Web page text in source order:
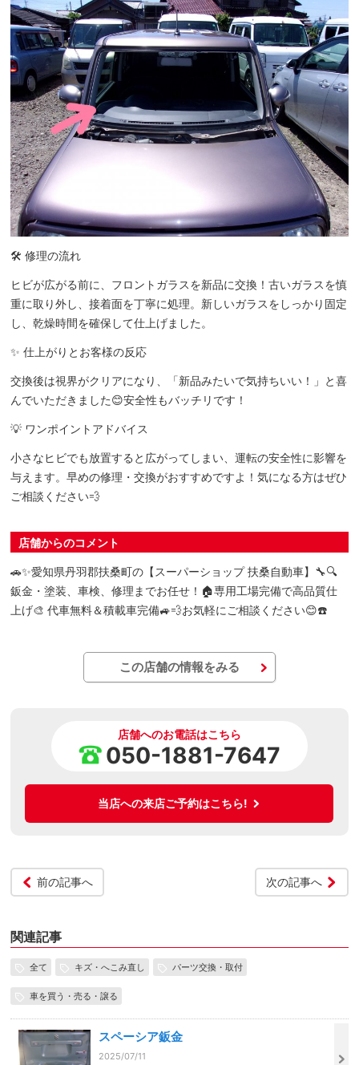
🛠️ 修理の流れ
ヒビが広がる前に、フロントガラスを新品に交換！古いガラスを慎
重に取り外し、接着面を丁寧に処理。新しいガラスをしっかり固定
し、乾燥時間を確保して仕上げました。
✨ 仕上がりとお客様の反応
交換後は視界がクリアになり、「新品みたいで気持ちいい！」と喜
んでいただきました😊安全性もバッチリです！
💡 ワンポイントアドバイス
小さなヒビでも放置すると広がってしまい、運転の安全性に影響を
与えます。早めの修理・交換がおすすめですよ！気になる方はぜひ
ご相談ください💨
店舗からのコメント
🚗✨愛知県丹羽郡扶桑町の【スーパーショップ 扶桑自動車】🔧🔍
鈑金・塗装、車検、修理までお任せ！🏠専用工場完備で高品質仕
上げ🎨 代車無料＆積載車完備🚙💨お気軽にご相談ください😊☎️
この店舗の情報をみる
店舗へのお電話はこちら
050-1881-7647
当店への来店ご予約はこちら!
前の記事へ 次の記事へ
関連記事
全て キズ・へこみ直し パーツ交換・取付
車を買う・売る・譲る
スペーシア鈑金
2025/07/11